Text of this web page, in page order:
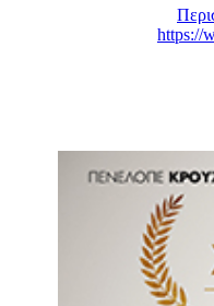
https://